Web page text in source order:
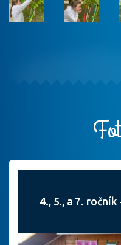
4., 5., a 7.